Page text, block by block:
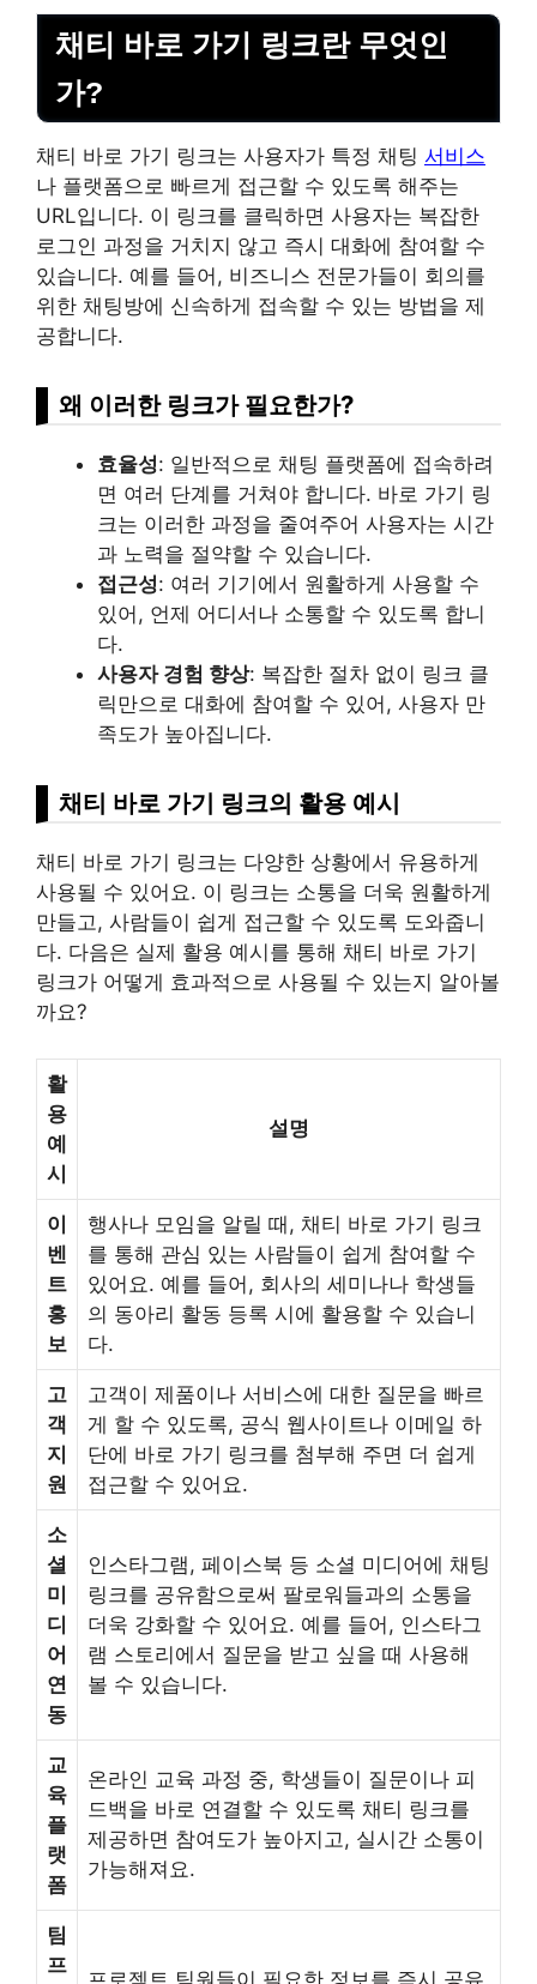
채티 바로 가기 링크란 무엇인
가?
채티 바로 가기 링크는 사용자가 특정 채팅 서비스
나 플랫폼으로 빠르게 접근할 수 있도록 해주는
URL입니다. 이 링크를 클릭하면 사용자는 복잡한
로그인 과정을 거치지 않고 즉시 대화에 참여할 수
있습니다. 예를 들어, 비즈니스 전문가들이 회의를
위한 채팅방에 신속하게 접속할 수 있는 방법을 제
공합니다.
왜 이러한 링크가 필요한가?
효율성: 일반적으로 채팅 플랫폼에 접속하려
면 여러 단계를 거쳐야 합니다. 바로 가기 링
크는 이러한 과정을 줄여주어 사용자는 시간
과 노력을 절약할 수 있습니다.
접근성: 여러 기기에서 원활하게 사용할 수
있어, 언제 어디서나 소통할 수 있도록 합니
다.
사용자 경험 향상: 복잡한 절차 없이 링크 클
릭만으로 대화에 참여할 수 있어, 사용자 만
족도가 높아집니다.
채티 바로 가기 링크의 활용 예시
채티 바로 가기 링크는 다양한 상황에서 유용하게
사용될 수 있어요. 이 링크는 소통을 더욱 원활하게
만들고, 사람들이 쉽게 접근할 수 있도록 도와줍니
다. 다음은 실제 활용 예시를 통해 채티 바로 가기
링크가 어떻게 효과적으로 사용될 수 있는지 알아볼
까요?
활
용
예
시
설명
이
벤
트
홍
보
행사나 모임을 알릴 때, 채티 바로 가기 링크
를 통해 관심 있는 사람들이 쉽게 참여할 수
있어요. 예를 들어, 회사의 세미나나 학생들
의 동아리 활동 등록 시에 활용할 수 있습니
다.
고
객
지
원
고객이 제품이나 서비스에 대한 질문을 빠르
게 할 수 있도록, 공식 웹사이트나 이메일 하
단에 바로 가기 링크를 첨부해 주면 더 쉽게
접근할 수 있어요.
소
셜
미
디
어
연
동
인스타그램, 페이스북 등 소셜 미디어에 채팅
링크를 공유함으로써 팔로워들과의 소통을
더욱 강화할 수 있어요. 예를 들어, 인스타그
램 스토리에서 질문을 받고 싶을 때 사용해
볼 수 있습니다.
교
육
플
랫
폼
온라인 교육 과정 중, 학생들이 질문이나 피
드백을 바로 연결할 수 있도록 채티 링크를
제공하면 참여도가 높아지고, 실시간 소통이
가능해져요.
팀
프
프로젝트 팀원들이 필요한 정보를 즉시 공유